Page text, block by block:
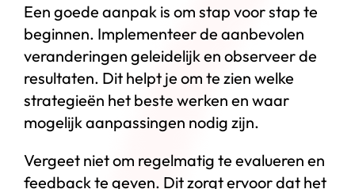
Een goede aanpak is om stap voor stap te
beginnen. Implementeer de aanbevolen
veranderingen geleidelijk en observeer de
resultaten. Dit helpt je om te zien welke
strategieën het beste werken en waar
mogelijk aanpassingen nodig zijn.
Vergeet niet om regelmatig te evalueren en
feedback te geven. Dit zorgt ervoor dat het